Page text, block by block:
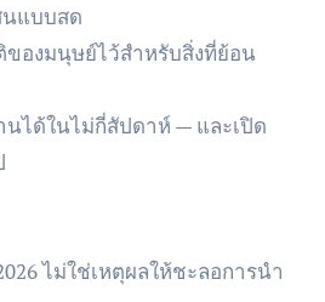
นแบบสด
ของมนุษย์ไว้สำหรับสิ่งที่ย้อน
ได้ในไม่กี่สัปดาห์ — และเปิด
ไม่ใช่เหตุผลให้ชะลอการนำ